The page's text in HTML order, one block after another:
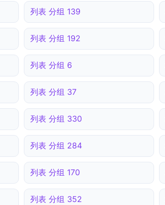
列表 分组 139
列表 分组 192
列表 分组 6
列表 分组 37
列表 分组 330
列表 分组 284
列表 分组 170
列表 分组 352